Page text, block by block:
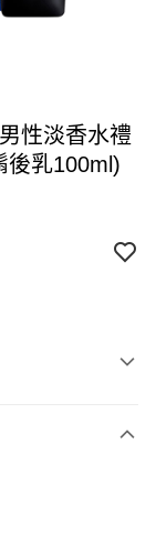
性淡香水禮
後乳100ml)